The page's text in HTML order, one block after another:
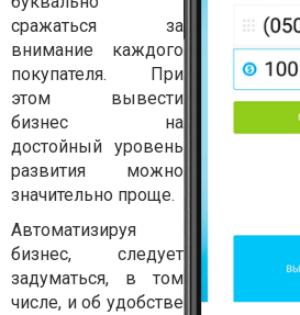
сражаться за
внимание каждого
покупателя. При
этом вывести
бизнес на
достойный уровень
развития можно
значительно проще.
Автоматизируя
бизнес, следует
задуматься, в том
числе, и об удобстве